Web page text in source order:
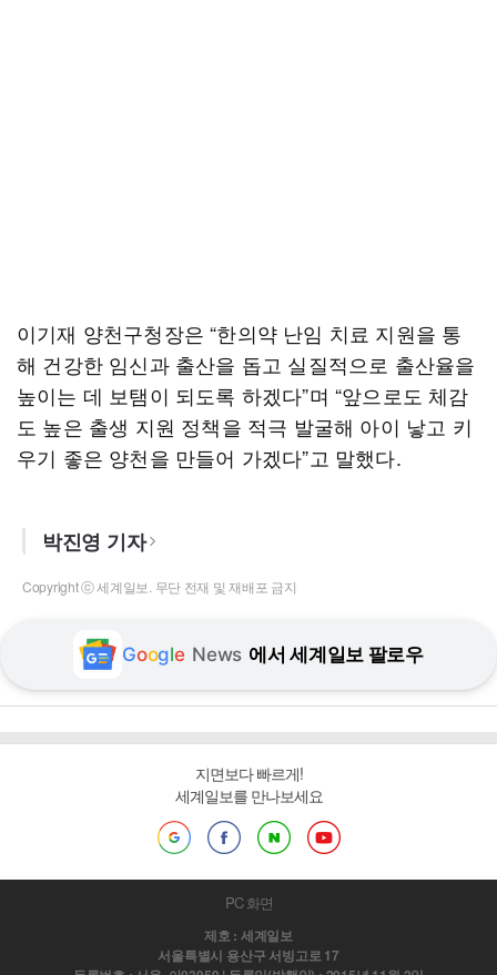
이기재 양천구청장은 “한의약 난임 치료 지원을 통
해 건강한 임신과 출산을 돕고 실질적으로 출산율을
높이는 데 보탬이 되도록 하겠다”며 “앞으로도 체감
도 높은 출생 지원 정책을 적극 발굴해 아이 낳고 키
우기 좋은 양천을 만들어 가겠다”고 말했다.
박진영 기자
Copyright ⓒ 세계일보. 무단 전재 및 재배포 금지
Google News 에서 세계일보 팔로우
지면보다 빠르게!
세계일보를 만나보세요
PC 화면
제호 : 세계일보
서울특별시 용산구 서빙고로 17